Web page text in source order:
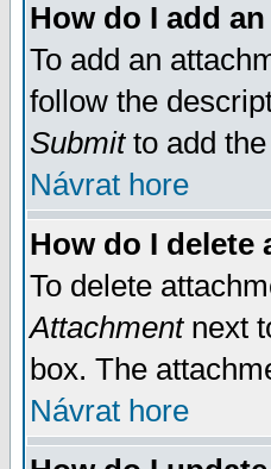
How do I add
To add an
follow the
Submitto add the
Návrat hore
How do I delete
To delete
Attachmentnext
box. The
Návrat hore